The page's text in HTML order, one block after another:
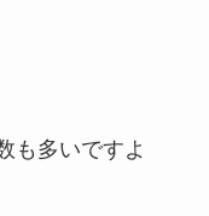
も多いですよ